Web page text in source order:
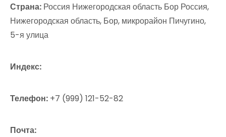
Страна: Россия Нижегородская область Бор Россия,
Нижегородская область, Бор, микрорайон Пичугино,
5-я улица
Индекс:
Телефон: +7 (999) 121-52-82
Почта: